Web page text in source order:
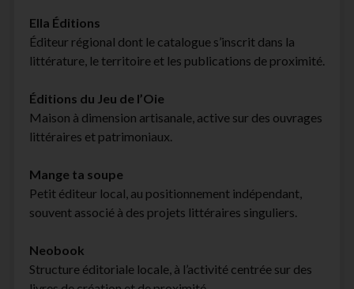
Ella Éditions
Éditeur régional dont le catalogue s’inscrit dans la
littérature, le territoire et les publications de proximité.
Éditions du Jeu de l’Oie
Maison à dimension artisanale, active sur des ouvrages
littéraires et patrimoniaux.
Mange ta soupe
Petit éditeur local, au positionnement indépendant,
souvent associé à des projets littéraires singuliers.
Neobook
Structure éditoriale locale, à l’activité centrée sur des